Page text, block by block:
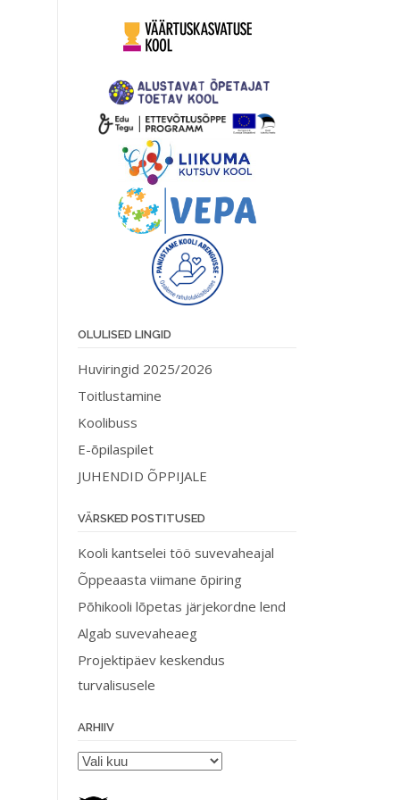
OLULISED LINGID
Huviringid 2025/2026
Toitlustamine
Koolibuss
E-õpilaspilet
JUHENDID ÕPPIJALE
VÄRSKED POSTITUSED
Kooli kantselei töö suvevaheajal
Õppeaasta viimane õpiring
Põhikooli lõpetas järjekordne lend
Algab suvevaheaeg
Projektipäev keskendus
turvalisusele
ARHIIV
Arhiiv